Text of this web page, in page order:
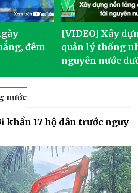
đêm
[VIDEO] Xây
quản lý thống
nguyên nước
nước
khẩn 17 hộ dân trước nguy